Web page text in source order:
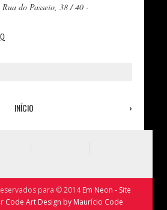
do Passeio, 38 / 40 -
›
INÍCIO
para © 2014Em Neon - Site
Code Art Design by Maurício Code